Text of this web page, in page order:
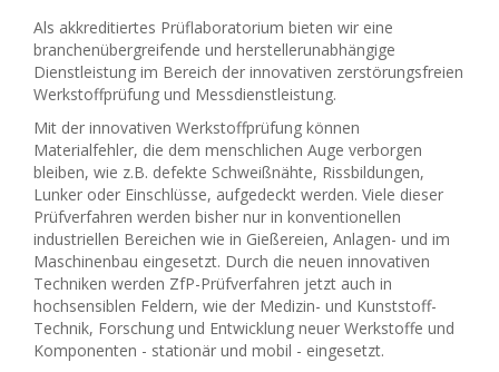
Als akkreditiertes Prüflaboratorium bieten wir eine
branchenübergreifende und herstellerunabhängige
Dienstleistung im Bereich der innovativen zerstörungsfreien
Werkstoffprüfung und Messdienstleistung.
Mit der innovativen Werkstoffprüfung können
Materialfehler, die dem menschlichen Auge verborgen
bleiben, wie z.B. defekte Schweißnähte, Rissbildungen,
Lunker oder Einschlüsse, aufgedeckt werden. Viele dieser
Prüfverfahren werden bisher nur in konventionellen
industriellen Bereichen wie in Gießereien, Anlagen- und im
Maschinenbau eingesetzt. Durch die neuen innovativen
Techniken werden ZfP-Prüfverfahren jetzt auch in
hochsensiblen Feldern, wie der Medizin- und Kunststoff-
Technik, Forschung und Entwicklung neuer Werkstoffe und
Komponenten - stationär und mobil - eingesetzt.